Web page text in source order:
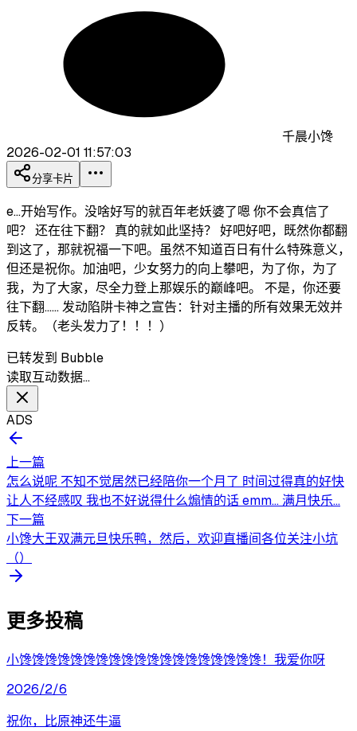
千晨小馋
2026-02-01 11:57:03
分享卡片
e…开始写作。没啥好写的就百年老妖婆了嗯 你不会真信了
吧？ 还在往下翻？ 真的就如此坚持？ 好吧好吧，既然你都翻
到这了，那就祝福一下吧。虽然不知道百日有什么特殊意义，
但还是祝你。加油吧，少女努力的向上攀吧，为了你，为了
我，为了大家，尽全力登上那娱乐的巅峰吧。 不是，你还要
往下翻…… 发动陷阱卡神之宣告：针对主播的所有效果无效并
反转。（老头发力了！！！）
已转发到 Bubble
读取互动数据…
ADS
上一篇
怎么说呢 不知不觉居然已经陪你一个月了 时间过得真的好快
让人不经感叹 我也不好说得什么煽情的话 emm... 满月快乐...
下一篇
小馋大王双满元旦快乐鸭，然后，欢迎直播间各位关注小坑
（）
更多投稿
小馋馋馋馋馋馋馋馋馋馋馋馋馋馋馋馋馋馋馋！我爱你呀
2026/2/6
祝你，比原神还牛逼